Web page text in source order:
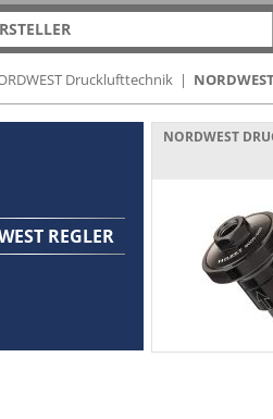
Drucklufttechnik |
REGLER
NORDWEST